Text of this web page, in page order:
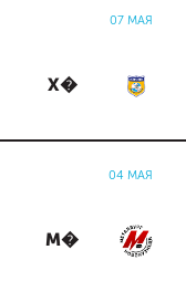
07 МАЯ
Х�
04 МАЯ
М�